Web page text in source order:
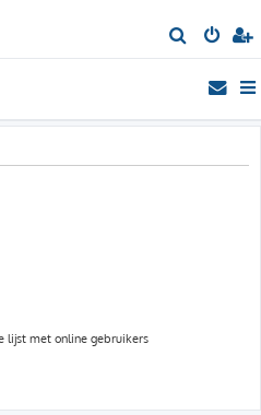
o
lijst met online gebruikers